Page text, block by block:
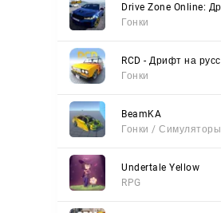
Гонки
Гонки
BeamKA
Гонки / Симуляторы
Undertale Yellow
RPG